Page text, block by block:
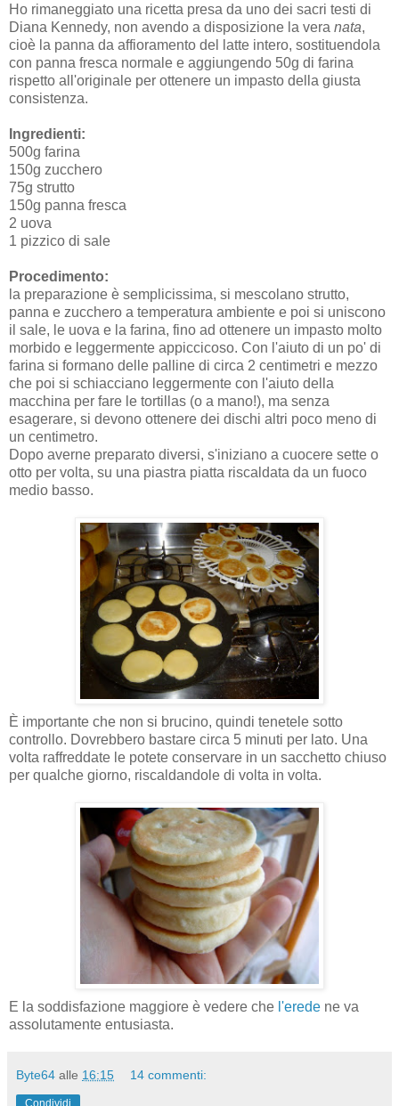
Ho rimaneggiato una ricetta presa da uno dei sacri testi di
Diana Kennedy, non avendo a disposizione la vera nata,
cioè la panna da affioramento del latte intero, sostituendola
con panna fresca normale e aggiungendo 50g di farina
rispetto all'originale per ottenere un impasto della giusta
consistenza.
Ingredienti:
500g farina
150g zucchero
75g strutto
150g panna fresca
2 uova
1 pizzico di sale
Procedimento:
la preparazione è semplicissima, si mescolano strutto,
panna e zucchero a temperatura ambiente e poi si uniscono
il sale, le uova e la farina, fino ad ottenere un impasto molto
morbido e leggermente appiccicoso. Con l'aiuto di un po' di
farina si formano delle palline di circa 2 centimetri e mezzo
che poi si schiacciano leggermente con l'aiuto della
macchina per fare le tortillas (o a mano!), ma senza
esagerare, si devono ottenere dei dischi altri poco meno di
un centimetro.
Dopo averne preparato diversi, s'iniziano a cuocere sette o
otto per volta, su una piastra piatta riscaldata da un fuoco
medio basso.
È importante che non si brucino, quindi tenetele sotto
controllo. Dovrebbero bastare circa 5 minuti per lato. Una
volta raffreddate le potete conservare in un sacchetto chiuso
per qualche giorno, riscaldandole di volta in volta.
E la soddisfazione maggiore è vedere che l'erede ne va
assolutamente entusiasta.
Byte64 alle 16:15 14 commenti:
Condividi